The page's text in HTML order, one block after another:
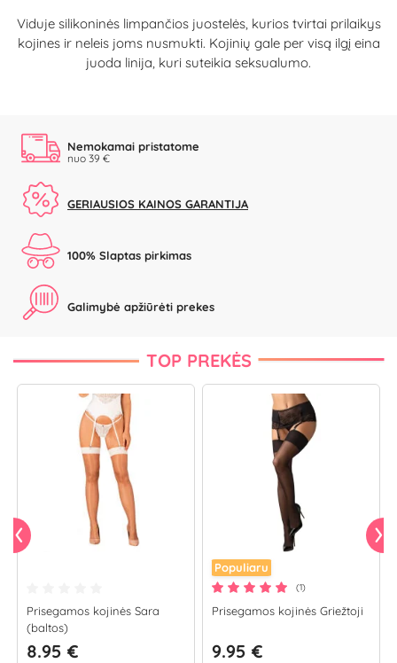
Viduje silikoninės limpančios juostelės, kurios tvirtai prilaikys
kojines ir neleis joms nusmukti. Kojinių gale per visą ilgį eina
juoda linija, kuri suteikia seksualumo.
Nemokamai pristatome
nuo 39 €
GERIAUSIOS KAINOS GARANTIJA
100% Slaptas pirkimas
Galimybė apžiūrėti prekes
TOP PREKĖS
Prisegamos kojinės Sara
(baltos)
8.95 €
Populiaru
(1)
Prisegamos kojinės Griežtoji
9.95 €